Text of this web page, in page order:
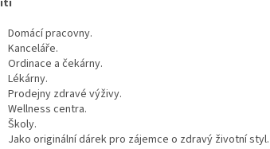
Domácí pracovny.
Kanceláře.
Ordinace a čekárny.
Lékárny.
Prodejny zdravé výživy.
Wellness centra.
Školy.
Jako originální dárek pro zájemce o zdravý životní styl.